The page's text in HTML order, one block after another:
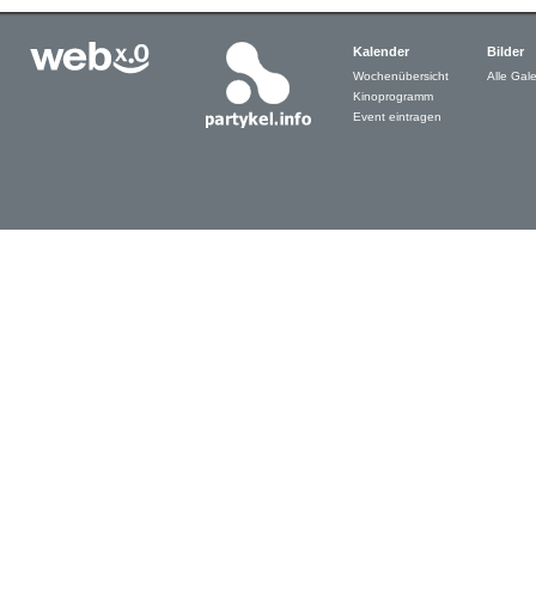
Kalender
Wochenübersicht
Kinoprogramm
Event eintragen
Bilder
Alle